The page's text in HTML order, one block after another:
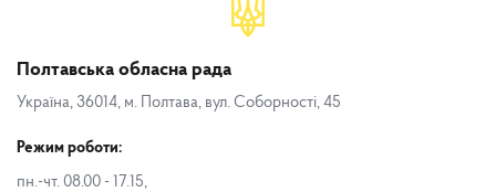
Полтавська обласна рада
Україна, 36014, м. Полтава, вул. Соборності, 45
Режим роботи:
пн.-чт. 08.00 - 17.15,